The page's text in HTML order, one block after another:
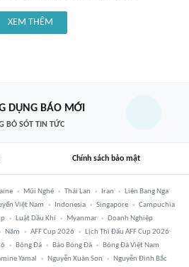
XEM THÊM
DỤNG BÁO MỚI
BỎ SÓT TIN TỨC
Chính sách bảo mật
Mũi Nghê Thái Lan Iran
Liên Bang Nga
Việt Nam Indonesia Singapore
Campuchia
Luật Dầu Khí Myanmar
Doanh Nghiệp
Năm AFF Cup 2026
Lịch Thi Đấu AFF Cup 2026
Bóng Đá Báo Bóng Đá
Bóng Đá Việt Nam
Yamal Nguyễn Xuân Son Nguyễn Đình Bắc